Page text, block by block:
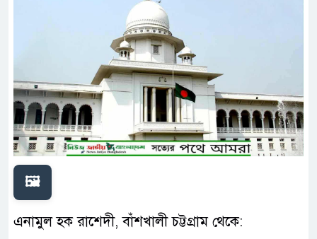
🖼️
এনামুল হক রাশেদী, বাঁশখালী চট্টগ্রাম থেকে: